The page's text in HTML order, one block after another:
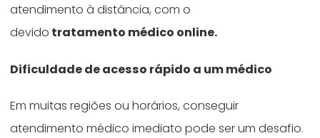
atendimento à distância, com o
devido tratamento médico online.
Dificuldade de acesso rápido a um médico
Em muitas regiões ou horários, conseguir
atendimento médico imediato pode ser um desafio.